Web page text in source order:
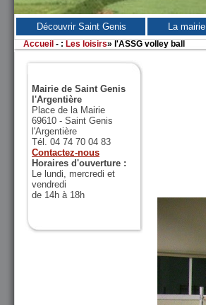
Découvrir Saint Genis La mairie
Accueil - : Les loisirs» l'ASSG volley ball
Mairie de Saint Genis
l'Argentière
Place de la Mairie
69610 - Saint Genis
l'Argentière
Tél. 04 74 70 04 83
Contactez-nous
Horaires d'ouverture :
Le lundi, mercredi et
vendredi
de 14h à 18h